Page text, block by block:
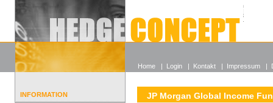
Alle
Wieso
INFORMATION JP Morgan Global Income
Home | Login | Kontakt | Impressum |